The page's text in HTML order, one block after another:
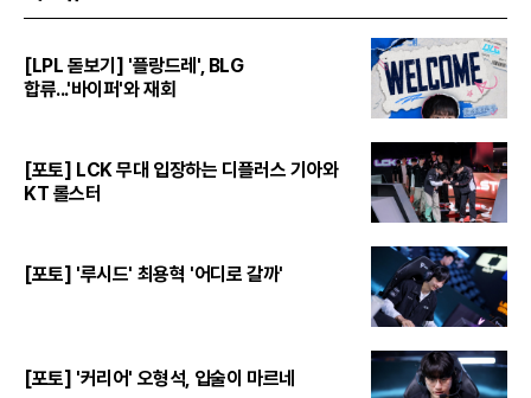
[LPL 돋보기] '플랑드레', BLG
합류...'바이퍼'와 재회
[포토] LCK 무대 입장하는 디플러스 기아와
KT 롤스터
[포토] '루시드' 최용혁 '어디로 갈까'
[포토] '커리어' 오형석, 입술이 마르네